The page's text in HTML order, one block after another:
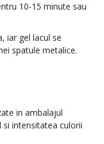
10-15 minute sau
iar gel lacul se
spatule metalice.
in ambalajul
intensitatea culorii